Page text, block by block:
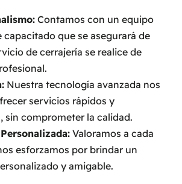
Contamos con un equipo
capacitado que se asegurará de
de cerrajería se realice de
Nuestra tecnología avanzada nos
servicios rápidos y
sin comprometer la calidad.
Valoramos a cada
esforzamos por brindar un
y amigable.